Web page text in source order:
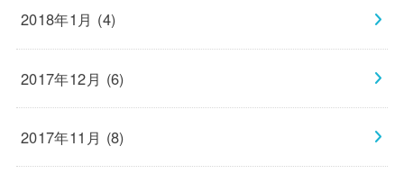
2018年1月 (4)
2017年12月 (6)
2017年11月 (8)